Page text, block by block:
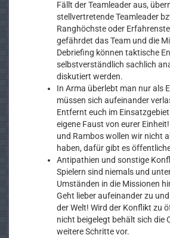
Fällt der Teamleader aus,
stellvertretende Teamleader
Ranghöchste oder
gefährdet das Team und die
Debriefing können taktische
selbstverständlich sachlich
diskutiert werden.
In Arma überlebt man nur als
müssen sich aufeinander
Entfernt euch im
eigene Faust von eurer
und Rambos wollen wir nicht
haben, dafür gibt es
Antipathien und sonstige
Spielern sind niemals und
Umständen in die Missionen
Geht lieber aufeinander zu
der Welt! Wird der Konflikt zu
nicht beigelegt behält sich die
weitere Schritte vor.